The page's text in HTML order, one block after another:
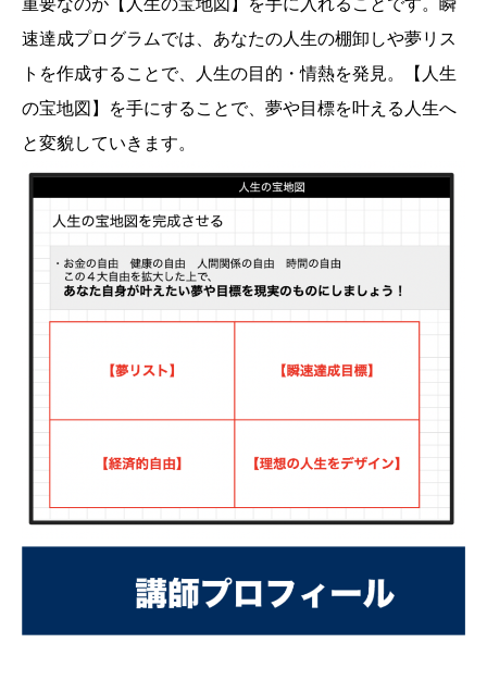
重要なのが【人生の宝地図】を手に入れることです。瞬
速達成プログラムでは、あなたの人生の棚卸しや夢リス
トを作成することで、人生の目的・情熱を発見。【人生
の宝地図】を手にすることで、夢や目標を叶える人生へ
と変貌していきます。